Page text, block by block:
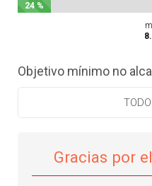
24 %
Objetivo mínimo no
Gracias por